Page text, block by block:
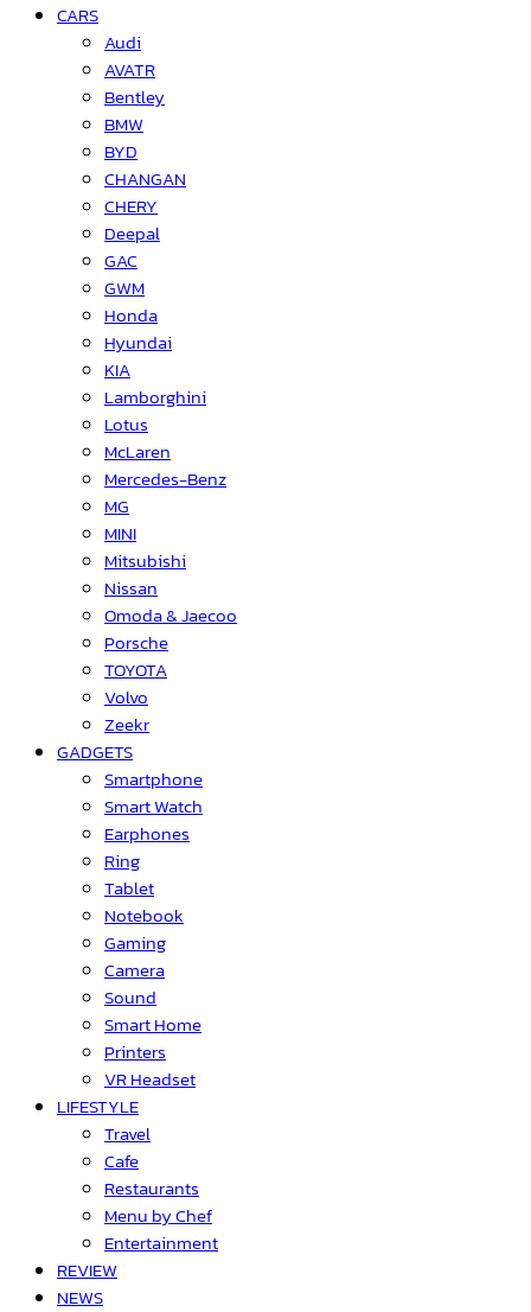
CARS
Audi
AVATR
Bentley
BMW
BYD
CHANGAN
CHERY
Deepal
GAC
GWM
Honda
Hyundai
KIA
Lamborghini
Lotus
McLaren
Mercedes-Benz
MG
MINI
Mitsubishi
Nissan
Omoda & Jaecoo
Porsche
TOYOTA
Volvo
Zeekr
GADGETS
Smartphone
Smart Watch
Earphones
Ring
Tablet
Notebook
Gaming
Camera
Sound
Smart Home
Printers
VR Headset
LIFESTYLE
Travel
Cafe
Restaurants
Menu by Chef
Entertainment
REVIEW
NEWS